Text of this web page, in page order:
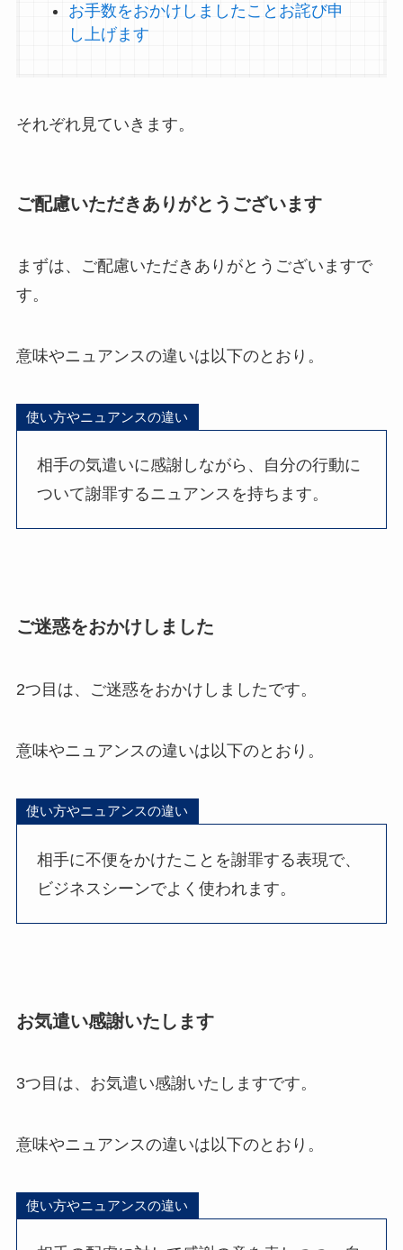
お手数をおかけしましたことお詫び申
し上げます
それぞれ見ていきます。
ご配慮いただきありがとうございます
まずは、ご配慮いただきありがとうございますで
す。
意味やニュアンスの違いは以下のとおり。
使い方やニュアンスの違い
相手の気遣いに感謝しながら、自分の行動に
ついて謝罪するニュアンスを持ちます。
ご迷惑をおかけしました
2つ目は、ご迷惑をおかけしましたです。
意味やニュアンスの違いは以下のとおり。
使い方やニュアンスの違い
相手に不便をかけたことを謝罪する表現で、
ビジネスシーンでよく使われます。
お気遣い感謝いたします
3つ目は、お気遣い感謝いたしますです。
意味やニュアンスの違いは以下のとおり。
使い方やニュアンスの違い